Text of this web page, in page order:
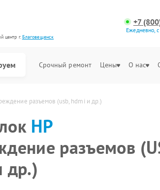
центр г.Благовещенск
+7
Ежедневно,
Срочный ремонт Цены О нас
разъемов (usb, hdmi и др.)
HP
разъемов
др.)